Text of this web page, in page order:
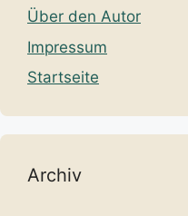
Über den Autor
Impressum
Startseite
Archiv